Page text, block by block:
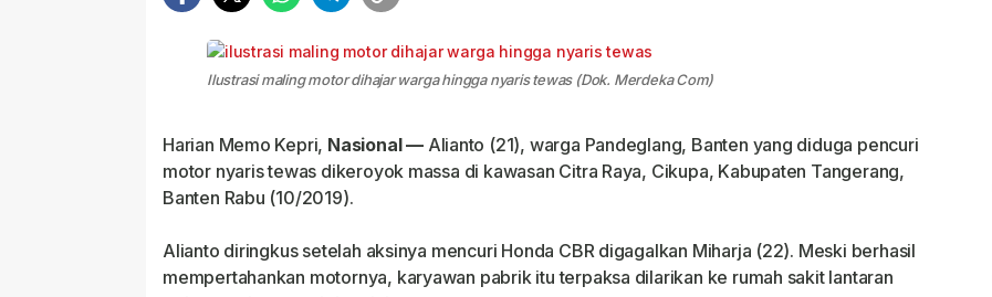
Ilustrasi maling motor dihajar warga hingga nyaris tewas (Dok. Merdeka Com)
Harian Memo Kepri, Nasional —Alianto (21), warga Pandeglang, Banten yang diduga pencuri
motor nyaris tewas dikeroyok massa di kawasan Citra Raya, Cikupa, Kabupaten Tangerang,
Banten Rabu (10/2019).
Alianto diringkus setelah aksinya mencuri Honda CBR digagalkan Miharja (22). Meski berhasil
mempertahankan motornya, karyawan pabrik itu terpaksa dilarikan ke rumah sakit lantaran